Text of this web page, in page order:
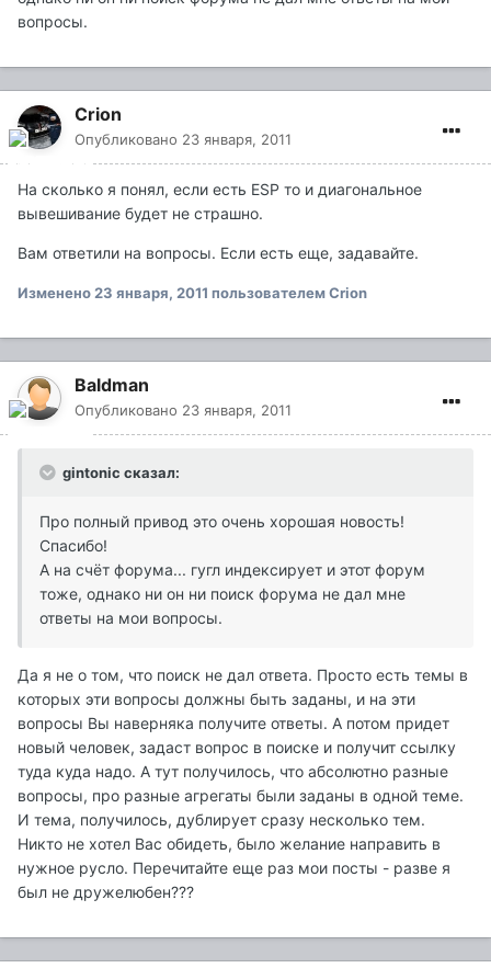
вопросы.
Crion
Опубликовано 23 января, 2011
На сколько я понял, если есть ESP то и диагональное
вывешивание будет не страшно.
Вам ответили на вопросы. Если есть еще, задавайте.
Изменено23 января, 2011 пользователем Crion
Baldman
Опубликовано 23 января, 2011
gintonic сказал:
Про полный привод это очень хорошая новость!
Спасибо!
А на счёт форума... гугл индексирует и этот форум
тоже, однако ни он ни поиск форума не дал мне
ответы на мои вопросы.
Да я не о том, что поиск не дал ответа. Просто есть темы в
которых эти вопросы должны быть заданы, и на эти
вопросы Вы наверняка получите ответы. А потом придет
новый человек, задаст вопрос в поиске и получит ссылку
туда куда надо. А тут получилось, что абсолютно разные
вопросы, про разные агрегаты были заданы в одной теме.
И тема, получилось, дублирует сразу несколько тем.
Никто не хотел Вас обидеть, было желание направить в
нужное русло. Перечитайте еще раз мои посты - разве я
был не дружелюбен???